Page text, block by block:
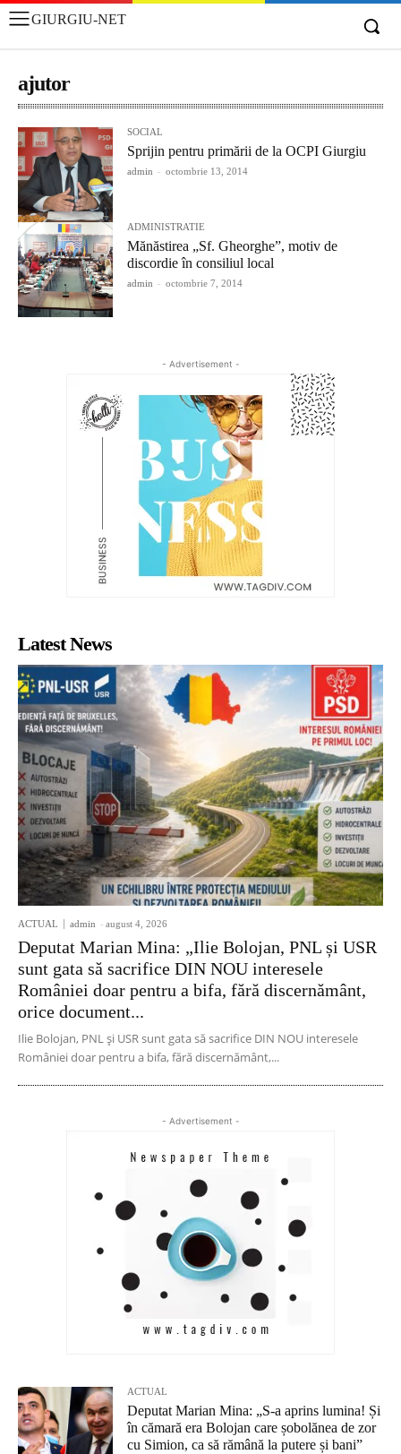
GIURGIU-NET
ajutor
SOCIAL
Sprijin pentru primării de la OCPI Giurgiu
admin - octombrie 13, 2014
ADMINISTRATIE
Mănăstirea „Sf. Gheorghe”, motiv de
discordie în consiliul local
admin - octombrie 7, 2014
- Advertisement -
Latest News
ACTUAL admin - august 4, 2026
Deputat Marian Mina: „Ilie Bolojan, PNL și USR
sunt gata să sacrifice DIN NOU interesele
României doar pentru a bifa, fără discernământ,
orice document...
Ilie Bolojan, PNL și USR sunt gata să sacrifice DIN NOU interesele
României doar pentru a bifa, fără discernământ,...
- Advertisement -
ACTUAL
Deputat Marian Mina: „S-a aprins lumina! Și
în cămară era Bolojan care șobolănea de zor
cu Simion, ca să rămână la putere și bani”